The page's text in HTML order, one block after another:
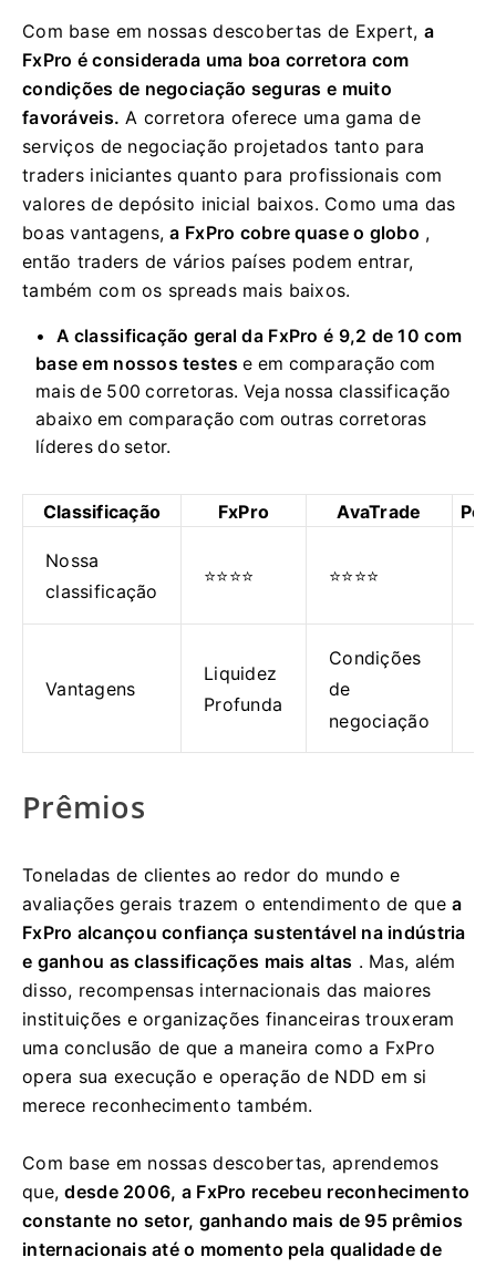
Com base em nossas descobertas de Expert, a
FxPro é considerada uma boa corretora com
condições de negociação seguras e muito
favoráveis. A corretora oferece uma gama de
serviços de negociação projetados tanto para
traders iniciantes quanto para profissionais com
valores de depósito inicial baixos. Como uma das
boas vantagens,a FxPro cobre quase o globo ,
então traders de vários países podem entrar,
também com os spreads mais baixos.
A classificação geral da FxPro é 9,2 de 10 com
base em nossos testes e em comparação com
mais de 500 corretoras. Veja nossa classificação
abaixo em comparação com outras corretoras
líderes do setor.
Classificação FxPro AvaTrade
Nossa
classificação
⭐⭐⭐⭐ ⭐⭐⭐⭐
Vantagens
Liquidez
Profunda
Condições
de
negociação
Prêmios
Toneladas de clientes ao redor do mundo e
avaliações gerais trazem o entendimento de quea
FxPro alcançou confiança sustentável na indústria
e ganhou as classificações mais altas . Mas, além
disso, recompensas internacionais das maiores
instituições e organizações financeiras trouxeram
uma conclusão de que a maneira como a FxPro
opera sua execução e operação de NDD em si
merece reconhecimento também.
Com base em nossas descobertas, aprendemos
que,desde 2006, a FxPro recebeu reconhecimento
constante no setor, ganhando mais de 95 prêmios
internacionais até o momento pela qualidade de